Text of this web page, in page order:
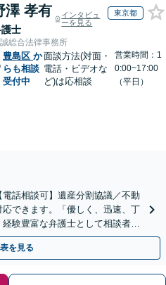
澤 孝有
士
インタビュ
ーを見る
東京都
総合法律事務所
豊島区 か
らも相談
受付中
面談方法(対面・
電話・ビデオな
ど)は応相談
営業時間：1
0:00~17:00
（平日）
電話相談可】遺産分割協議／不動
できます。「優しく、迅速、丁
験豊富な弁護士として相談者様
相談ください。
を見る